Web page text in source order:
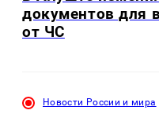
документов для
от ЧС
Новости России и мира